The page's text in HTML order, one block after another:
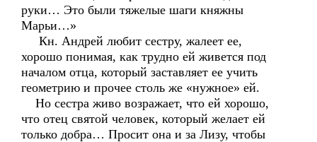
руки… Это были тяжелые шаги княжны
Марьи…»
Кн. Андрей любит сестру, жалеет ее,
хорошо понимая, как трудно ей живется под
началом отца, который заставляет ее учить
геометрию и прочее столь же «нужное» ей.
Но сестра живо возражает, что ей хорошо,
что отец святой человек, который желает ей
только добра… Просит она и за Лизу, чтобы